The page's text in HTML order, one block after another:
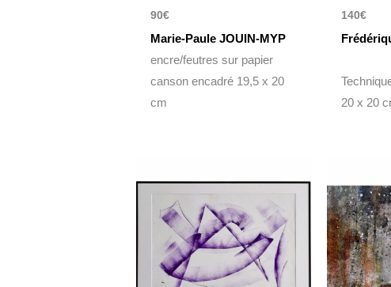
90€
Marie-Paule JOUIN-MYP
encre/feutres sur papier
canson encadré 19,5 x 20
cm
140€
20 x 20